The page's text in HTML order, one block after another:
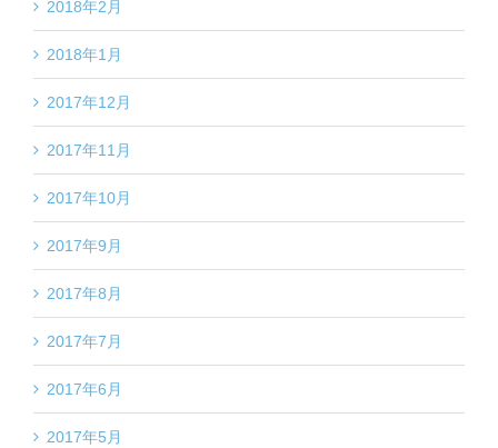
2018年2月
2018年1月
2017年12月
2017年11月
2017年10月
2017年9月
2017年8月
2017年7月
2017年6月
2017年5月